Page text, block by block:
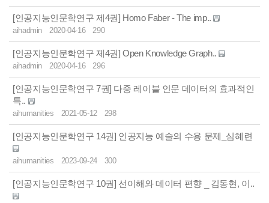
[인공지능인문학연구 제4권] Homo Faber - The imp..
aihadmin 2020-04-16 290
[인공지능인문학연구 제4권] Open Knowledge Graph..
aihadmin 2020-04-16 296
[인공지능인문학연구 7권] 다중 레이블 인문 데이터의 효과적인
특..
aihumanities 2021-05-12 298
[인공지능인문학연구 14권] 인공지능 예술의 수용 문제_심혜련
aihumanities 2023-09-24 300
[인공지능인문학연구 10권] 선이해와 데이터 편향 _ 김동현, 이..